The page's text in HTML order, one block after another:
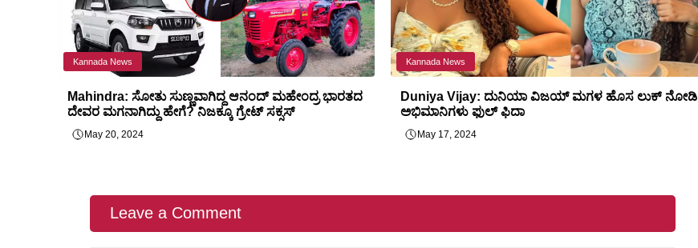
Kannada News
Mahindra: ಸೋತು ಸುಣ್ಣವಾಗಿದ್ದ ಆನಂದ್ ಮಹೇಂದ್ರ ಭಾರತದ
ದೇವರ ಮಗನಾಗಿದ್ದು ಹೇಗೆ? ನಿಜಕ್ಕೂ ಗ್ರೇಟ್ ಸಕ್ಸಸ್
May 20, 2024
Kannada News
Duniya Vijay: ದುನಿಯಾ ವಿಜಯ್ ಮಗಳ ಹೊಸ ಲುಕ್ ನೋಡಿ
ಅಭಿಮಾನಿಗಳು ಫುಲ್ ಫಿದಾ
May 17, 2024
Leave a Comment